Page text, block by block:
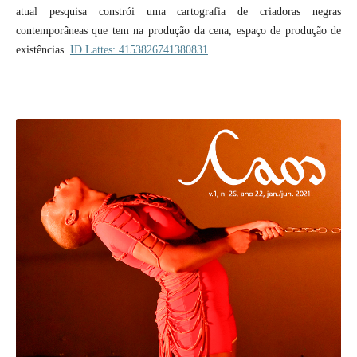
atual pesquisa constrói uma cartografia de criadoras negras
contemporâneas que tem na produção da cena, espaço de produção de
existências. ID Lattes: 4153826741380831.